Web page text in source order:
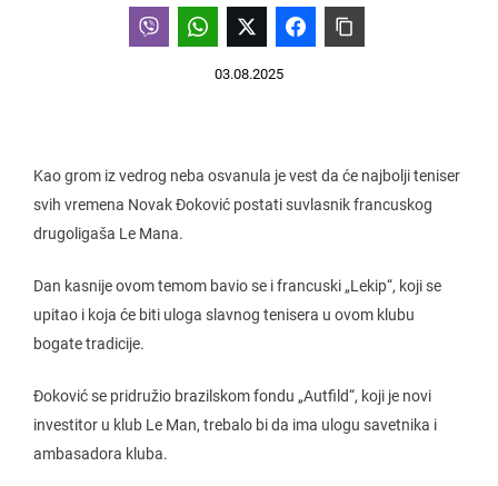
03.08.2025
Kao grom iz vedrog neba osvanula je vest da će najbolji teniser
svih vremena Novak Đoković postati suvlasnik francuskog
drugoligaša Le Mana.
Dan kasnije ovom temom bavio se i francuski „Lekip“, koji se
upitao i koja će biti uloga slavnog tenisera u ovom klubu
bogate tradicije.
Đoković se pridružio brazilskom fondu „Autfild“, koji je novi
investitor u klub Le Man, trebalo bi da ima ulogu savetnika i
ambasadora kluba.